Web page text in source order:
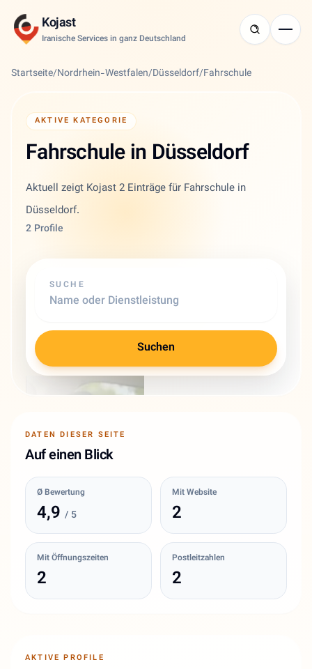
Kojast
Iranische Services in ganz Deutschland
Startseite/Nordrhein-Westfalen/Düsseldorf/Fahrschule
AKTIVE KATEGORIE
Fahrschule in Düsseldorf
Aktuell zeigt Kojast 2 Einträge für Fahrschule in
Düsseldorf.
2 Profile
SUCHE
Suchen
DATEN DIESER SEITE
Auf einen Blick
Ø Bewertung
4,9 / 5
Mit Website
2
Mit Öffnungszeiten
2
Postleitzahlen
2
AKTIVE PROFILE